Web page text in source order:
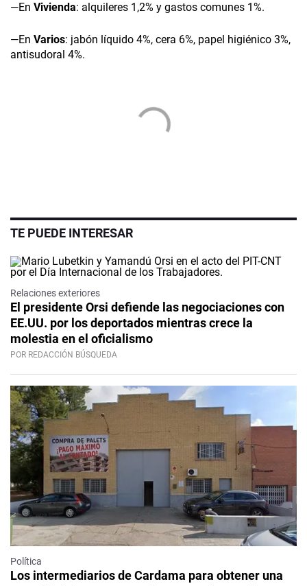
—En Vivienda: alquileres 1,2% y gastos comunes 1%.
—En Varios: jabón líquido 4%, cera 6%, papel higiénico 3%,
antisudoral 4%.
TE PUEDE INTERESAR
Relaciones exteriores
El presidente Orsi defiende las negociaciones con
EE.UU. por los deportados mientras crece la
molestia en el oficialismo
POR REDACCIÓN BÚSQUEDA
Política
Los intermediarios de Cardama para obtener una